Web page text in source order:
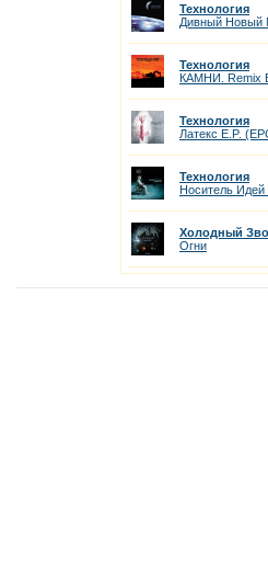
Технология
Дивный Новый
Технология
КАМНИ. Remix
Технология
Латекс E.P.
Технология
Носитель Идей
Холодный
Огни